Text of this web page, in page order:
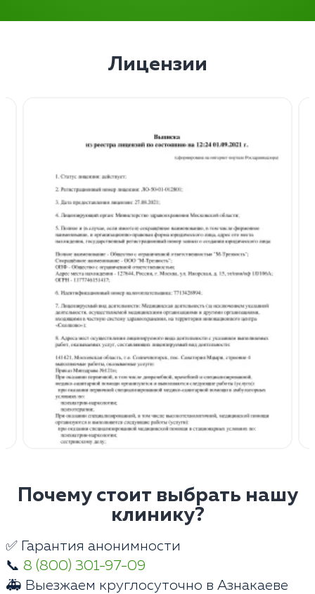
Лицензии
Почему стоит выбрать нашу
клинику?
✅ Гарантия анонимности
📞 8 (800) 301-97-09
🚑 Выезжаем круглосуточно в Азнакаеве